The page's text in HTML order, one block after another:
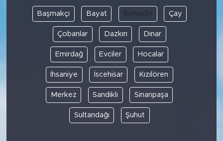
Başmakçı Bayat Bolvadin Çay
Çobanlar Dazkırı Dinar
Emirdağ Evciler Hocalar
İhsaniye İscehisar Kızılören
Merkez Sandıklı Sinanpaşa
Sultandağı Şuhut